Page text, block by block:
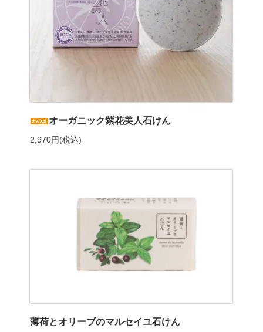
オーガニック紫花美人石けん
2,970円(税込)
薄荷とオリーブのマルセイユ石けん